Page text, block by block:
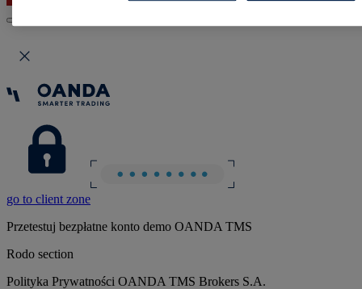
go to client zone
Przetestuj bezpłatne konto demo OANDA TMS
Rodo section
Polityka Prywatności OANDA TMS Brokers S.A.